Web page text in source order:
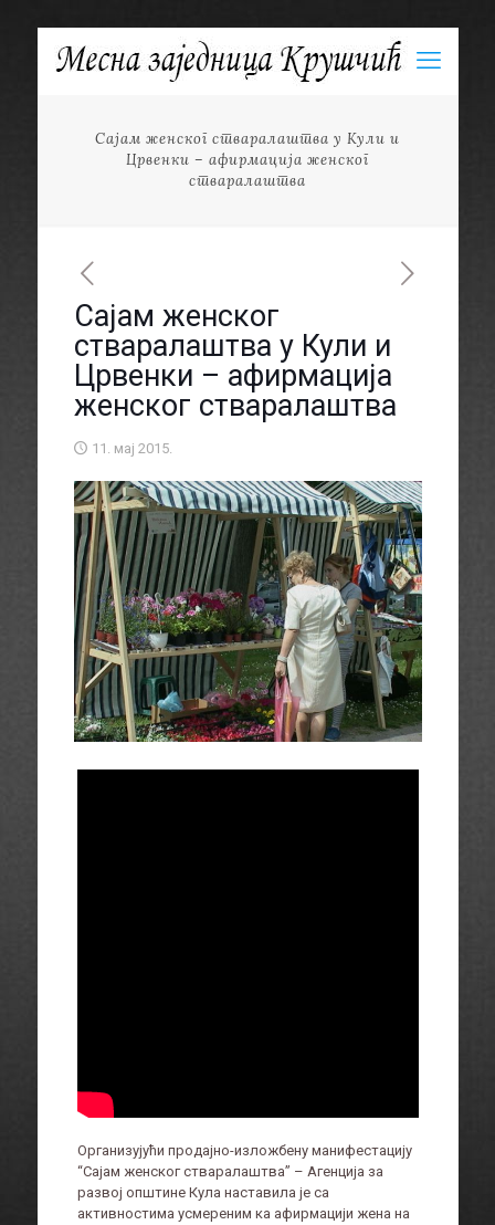
Сајам женског стваралаштва у Кули и
Црвенки – афирмација женског
стваралаштва
Сајам женског
стваралаштва у Кули и
Црвенки – афирмација
женског стваралаштва
11. мај 2015.
Организујући продајно-изложбену манифестацију
“Сајам женског стваралаштва” – Агенција за
развој општине Кула наставила је са
активностима усмереним ка афирмацији жена на